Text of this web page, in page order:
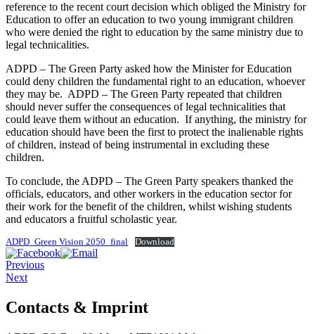
reference to the recent court decision which obliged the Ministry for
Education to offer an education to two young immigrant children
who were denied the right to education by the same ministry due to
legal technicalities.
ADPD – The Green Party asked how the Minister for Education
could deny children the fundamental right to an education, whoever
they may be. ADPD – The Green Party repeated that children
should never suffer the consequences of legal technicalities that
could leave them without an education. If anything, the ministry for
education should have been the first to protect the inalienable rights
of children, instead of being instrumental in excluding these
children.
To conclude, the ADPD – The Green Party speakers thanked the
officials, educators, and other workers in the education sector for
their work for the benefit of the children, whilst wishing students
and educators a fruitful scholastic year.
ADPD_Green Vision 2050_final Download
Previous
Next
Contacts & Imprint